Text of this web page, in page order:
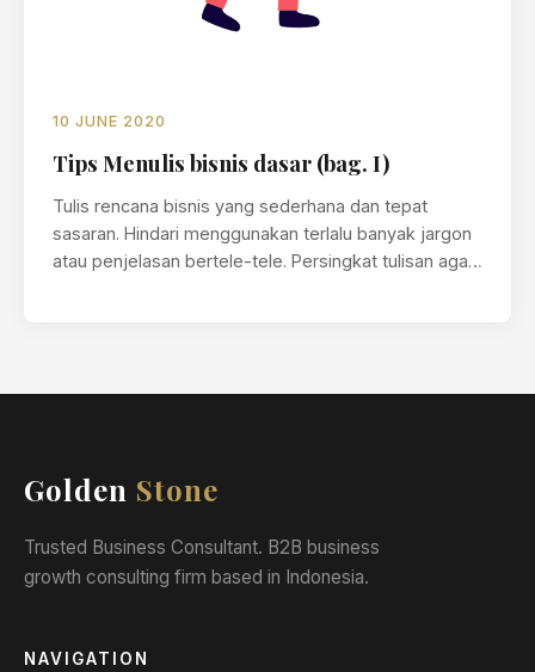
10 JUNE 2020
Tips Menulis bisnis dasar (bag. I)
Tulis rencana bisnis yang sederhana dan tepat
sasaran. Hindari menggunakan terlalu banyak jargon
atau penjelasan bertele-tele. Persingkat tulisan agar
Golden Stone
Trusted Business Consultant. B2B business
growth consulting firm based in Indonesia.
NAVIGATION